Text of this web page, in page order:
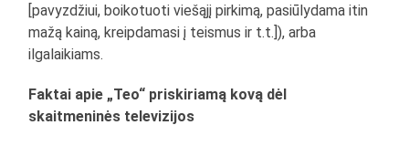
[pavyzdžiui, boikotuoti viešąjį pirkimą, pasiūlydama itin
mažą kainą, kreipdamasi į teismus ir t.t.]), arba
ilgalaikiams.
Faktai apie „Teo“ priskiriamą kovą dėl
skaitmeninės televizijos